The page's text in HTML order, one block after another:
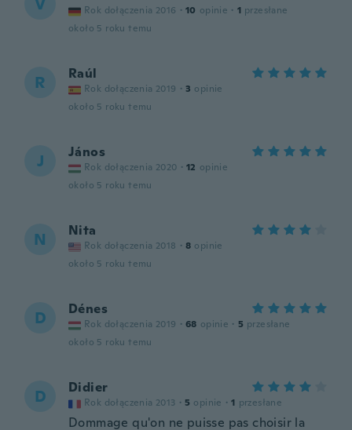
Rok dołączenia 2016 · 10 opinie · 1 przesłane
około 5 roku temu
R Raúl
Rok dołączenia 2019 · 3 opinie
około 5 roku temu
J János
Rok dołączenia 2020 · 12 opinie
około 5 roku temu
N Nita
Rok dołączenia 2018 · 8 opinie
około 5 roku temu
D Dénes
Rok dołączenia 2019 · 68 opinie · 5 przesłane
około 5 roku temu
D Didier
Rok dołączenia 2013 · 5 opinie · 1 przesłane
Dommage qu'on ne puisse pas choisir la